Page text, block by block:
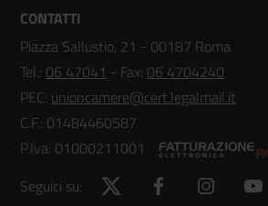
CONTATTI
Piazza Sallustio, 21 - 00187 Roma
Tel.: 06 47041 - Fax: 06 4704240
PEC: unioncamere@cert.legalmail.it
C.F.: 01484460587
P.Iva: 01000211001
Seguici su:
Twitter Facebook Instagram